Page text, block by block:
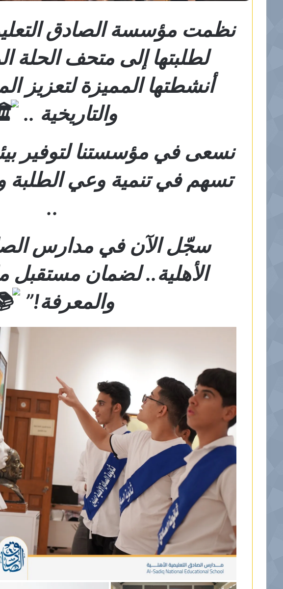
نظمت مؤسسة الصادق
لطلبتها إلى متحف
أنشطتها المميزة لتعزيز
والتاريخية ..
نسعى في مؤسستنا لتوفير
تسهم في تنمية وعي الطلبة
..
سجّل الآن في مدارس
الأهلية.. لضمان مستقبل
والمعرفة!”